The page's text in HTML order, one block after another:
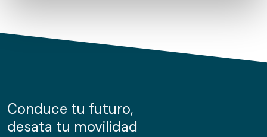
de cookies.
información sobre el uso que haga del sitio web con
nuestros partners de redes sociales, publicidad y análisis
Conduce tu futuro,
desata tu movilidad